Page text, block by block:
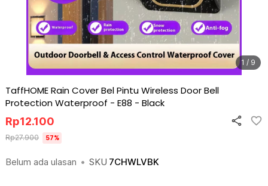
1 / 9
TaffHOME Rain Cover Bel Pintu Wireless Door Bell
Protection Waterproof - E88 - Black
Belum ada ulasan • SKU 7CHWLVBK
Rp12.100
Rp27.900 57%